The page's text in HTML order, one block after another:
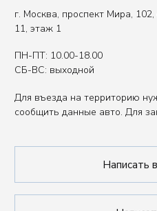
ИП Сенкеева Лолита Аркадьевна
Политика обработки данных
Сделано в FIRSTOV
Связаться с нами